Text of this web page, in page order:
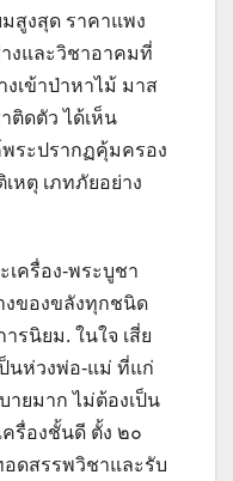
สูงสุด ราคาแพง
งและวิชาอาคมที่
งเข้าป่าหาไม้ มาส
ติดตัว ได้เห็น
ระปรากฏคุ้มครอง
หตุ เภทภัยอย่าง
เครื่อง-พระบูชา
งของขลังทุกชนิด
รนิยม. ในใจ เสี่ย
นห่วงพ่อ-แม่ ที่แก่
ายมาก ไม่ต้องเป็น
ครื่องชั้นดี ตั้ง ๒๐
ดสรรพวิชาและรับ